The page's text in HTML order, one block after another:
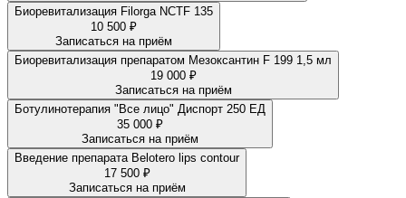
Биоревитализация Filorga NCTF 135
10 500 ₽
Записаться на приём
Биоревитализация препаратом Мезоксантин F 199 1,5 мл
19 000 ₽
Записаться на приём
Ботулинотерапия "Все лицо" Диспорт 250 ЕД
35 000 ₽
Записаться на приём
Введение препарата Belotero lips contour
17 500 ₽
Записаться на приём